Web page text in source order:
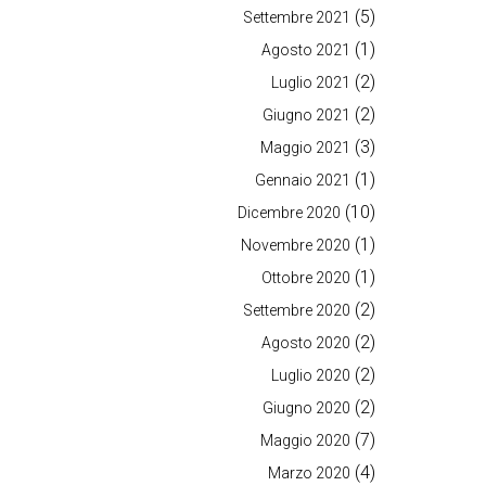
Settembre 2021 (5)
Agosto 2021 (1)
Luglio 2021 (2)
Giugno 2021 (2)
Maggio 2021 (3)
Gennaio 2021 (1)
Dicembre 2020 (10)
Novembre 2020 (1)
Ottobre 2020 (1)
Settembre 2020 (2)
Agosto 2020 (2)
Luglio 2020 (2)
Giugno 2020 (2)
Maggio 2020 (7)
Marzo 2020 (4)